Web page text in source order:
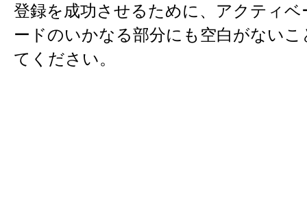
登録を成功させるために、アクティベ
ードのいかなる部分にも空白がないこ
てください。